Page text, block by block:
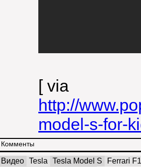
[ via
http://
model-s-for-
Комменты
Видео Tesla Tesla Model S
Ferrari